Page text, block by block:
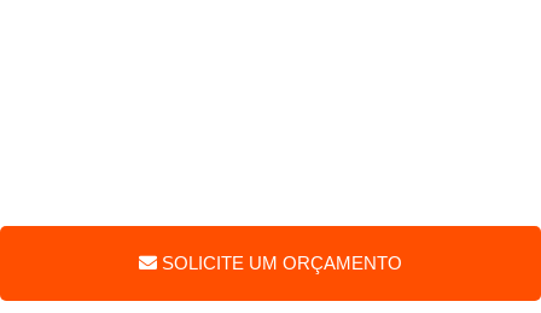
SOLICITE UM ORÇAMENTO